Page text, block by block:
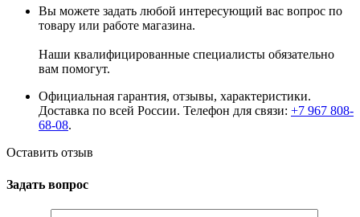
Вы можете задать любой интересующий вас вопрос по
товару или работе магазина.
Наши квалифицированные специалисты обязательно
вам помогут.
Официальная гарантия, отзывы, характеристики.
Доставка по всей России. Телефон для связи: +7 967 808-
68-08.
Оставить отзыв
Задать вопрос